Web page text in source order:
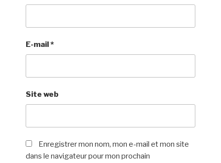
E-mail*
Site web
Enregistrer mon nom, mon e-mail et mon site
dans le navigateur pour mon prochain